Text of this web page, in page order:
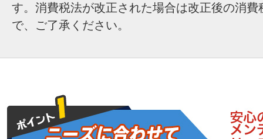
す。消費税法が改正された場合は改正後の消費
で、ご了承ください。